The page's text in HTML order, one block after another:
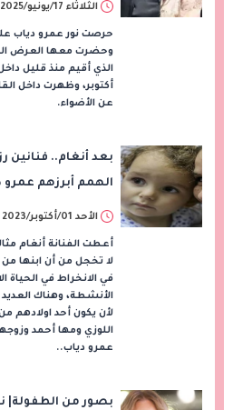
الثلاثاء 17/يونيو/2025 - 03:30 م
حرصت نور عمرو دياب
وحضرت معها العرض
أكتوبر، وظهرت داخل
عن الأضواء.
بعد أنغام.. فنانين
الهمم أبرزهم عمرو
الأحد 01/أكتوبر/2023 - 09:46 م
أعطت الفنانة أنغام
لا تخجل من أن ابنها
في الانخراط في الحياة
الأنشطة، وهناك
لأن يكون أحد اولادهم
اللوزي ومها أحمد
عمرو دياب..
بصور من الطفولة|